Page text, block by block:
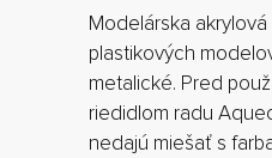
Modelárska
plastikových
metalické. Pred
riedidlom radu
nedajú miešať s